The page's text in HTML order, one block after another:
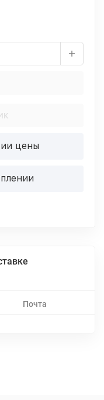
цены
Почта